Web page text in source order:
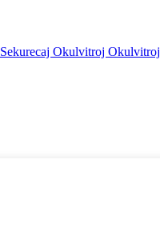
Sekurecaj Okulvitroj Okulvitroj